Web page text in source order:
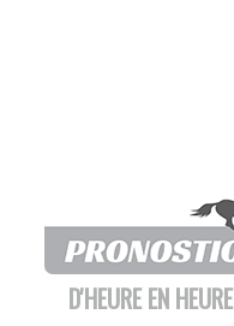
D'HEURE EN HEURE